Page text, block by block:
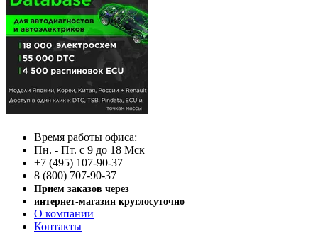
Время работы офиса:
Пн. - Пт. с 9 до 18 Мск
+7 (495) 107-90-37
8 (800) 707-90-37
Прием заказов через
интернет-магазин круглосуточно
О компании
Контакты